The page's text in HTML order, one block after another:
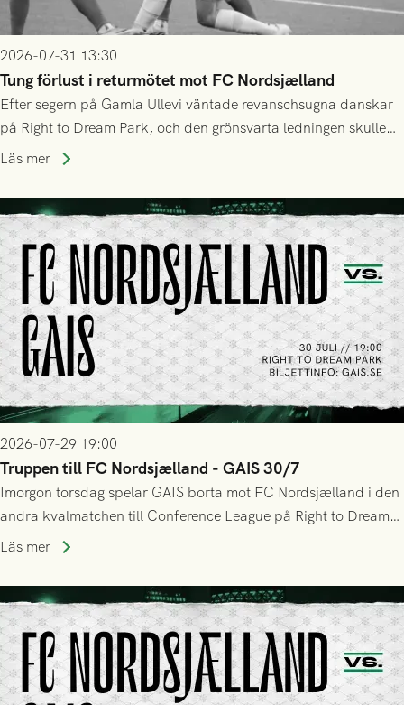
2026-07-31 13:30
Tung förlust i returmötet mot FC Nordsjælland
Efter segern på Gamla Ullevi väntade revanschsugna danskar
på Right to Dream Park, och den grönsvarta ledningen skulle
upphöra efter mindre än kvarten spelad. På lika mark visade
tennissiffror och det grönsvarta europaäventyret tog slut.
Läs mer
2026-07-29 19:00
Truppen till FC Nordsjælland - GAIS 30/7
Imorgon torsdag spelar GAIS borta mot FC Nordsjælland i den
andra kvalmatchen till Conference League på Right to Dream
Park! Fredrik Holmberg och ledarstaben har tagit ut följande
Läs mer